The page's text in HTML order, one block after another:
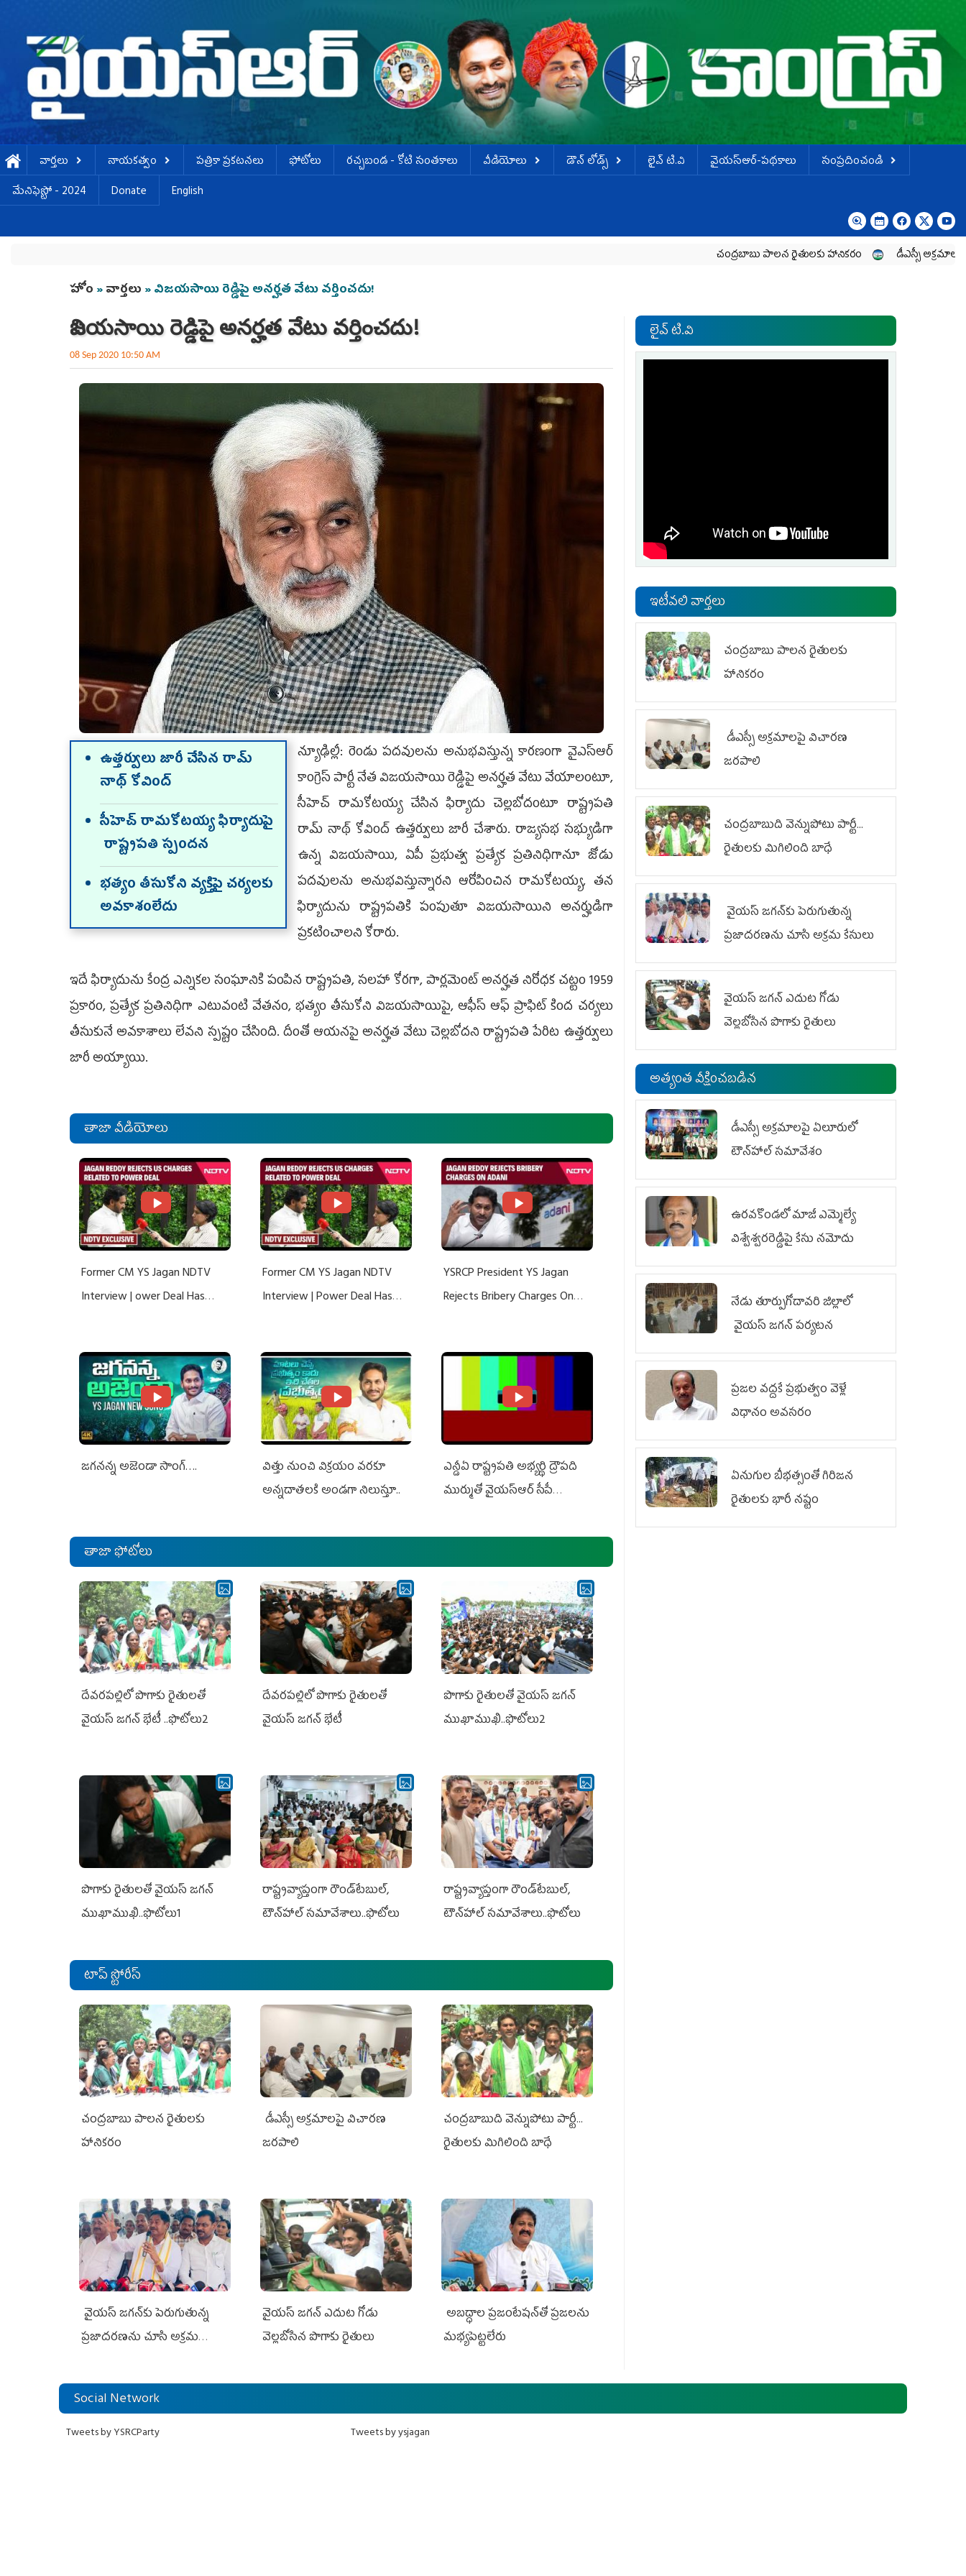
వార్తలు నాయకత్వం పత్రికా ప్రకటనలు ఫోటోలు ర‌చ్చ‌బండ‌ - కోటి సంత‌కాలు వీడియోలు డౌన్ లోడ్స్ లైవ్ టి.వి వైయస్ఆర్-పథకాలు
సంప్రదించండి
మేనిఫెస్టో - 2024
Donate English
చంద్రబాబు పాలన రైతులకు హానికరం డీఎస్సీ అక్రమాలపై విచారణ
You are here
హోం »వార్తలు » విజయసాయి రెడ్డిపై అనర్హత వేటు వర్తించదు!
విజయసాయి రెడ్డిపై అనర్హత వేటు వర్తించదు!
08 Sep 2020 10:50 AM
ఉత్తర్వులు జారీ చేసిన రామ్
నాథ్ కోవింద్
సీహెచ్ రామకోటయ్య ఫిర్యాదుపై
రాష్ట్రపతి స్పందన
భత్యం తీసుకోని వ్యక్తిపై చర్యలకు
అవకాశంలేదు
న్యూఢిల్లీ: రెండు పదవులను అనుభవిస్తున్న కారణంగా వైఎస్ఆర్
కాంగ్రెస్ పార్టీ నేత విజయసాయి రెడ్డిపై అనర్హత వేటు వేయాలంటూ,
సీహెచ్ రామకోటయ్య చేసిన ఫిర్యాదు చెల్లబోదంటూ రాష్ట్రపతి
రామ్ నాథ్ కోవింద్ ఉత్తర్వులు జారీ చేశారు. రాజ్యసభ సభ్యుడిగా
ఉన్న విజయసాయి, ఏపీ ప్రభుత్వ ప్రత్యేక ప్రతినిధిగానూ జోడు
పదవులను అనుభవిస్తున్నారని ఆరోపించిన రామకోటయ్య, తన
ఫిర్యాదును రాష్ట్రపతికి పంపుతూ విజయసాయిని అనర్హుడిగా
ప్రకటించాలని కోరారు.
ఇదే ఫిర్యాదును కేంద్ర ఎన్నికల సంఘానికి పంపిన రాష్ట్రపతి, సలహా కోరగా, పార్లమెంట్ అనర్హత నిరోధక చట్టం 1959
ప్రకారం, ప్రత్యేక ప్రతినిధిగా ఎటువంటి వేతనం, భత్యం తీసుకోని విజయసాయిపై, ఆఫీస్ ఆఫ్ ప్రాఫిట్ కింద చర్యలు
తీసుకునే అవకాశాలు లేవని స్పష్టం చేసింది. దీంతో ఆయనపై అనర్హత వేటు చెల్లబోదని రాష్ట్రపతి పేరిట ఉత్తర్వులు
జారీ అయ్యాయి.
తాజా వీడియోలు
Former CM YS Jagan NDTV
Interview | ower Deal Has
Former CM YS Jagan NDTV
Interview | Power Deal Has
YSRCP President YS Jagan
Rejects Bribery Charges On
జగనన్న అజెండా సాంగ్….
విత్తు నుంచి విక్రయం వరకూ
అన్నదాతలకి అండగా నిలుస్తూ..
ఎన్డీఏ రాష్ట్ర‌ప‌తి అభ్య‌ర్థి ద్రౌప‌ది
ముర్ముతో వైయ‌స్ఆర్ సీపీ
ఎమ్మెల్యేలు, ఎంపీల స‌మావేశం
తాజా ఫోటోలు
దేవరపల్లిలో పొగాకు రైతులతో
వైయస్ జగన్ భేటీ ..ఫొటోలు2
దేవరపల్లిలో పొగాకు రైతులతో
వైయస్ జగన్ భేటీ
పొగాకు రైతుల‌తో వైయ‌స్ జ‌గ‌న్
ముఖాముఖి..ఫొటోలు2
పొగాకు రైతుల‌తో వైయ‌స్ జ‌గ‌న్
ముఖాముఖి..ఫొటోలు1
రాష్ట్రవ్యాప్తంగా రౌండ్‌టేబుల్‌,
టౌన్‌హాల్‌ సమావేశాలు..ఫొటోలు
రాష్ట్రవ్యాప్తంగా రౌండ్‌టేబుల్‌,
టౌన్‌హాల్‌ సమావేశాలు..ఫొటోలు
టాప్ స్టోరీస్
చంద్రబాబు పాలన రైతులకు
హానికరం
డీఎస్సీ అక్రమాలపై విచారణ
జరపాలి
చంద్రబాబుది వెన్నుపోటు పార్టీ...
రైతులకు మిగిలింది బాధే
వైయ‌స్ జగన్‌కు పెరుగుతున్న
ప్రజాదరణను చూసి అక్రమ
వైయ‌స్‌ జగన్ ఎదుట గోడు
వెల్లబోసిన పొగాకు రైతులు
అబద్ధాల ప్రజంటేషన్‌తో ప్రజలను
మభ్యపెట్టలేరు
లైవ్ టి.వి
ఇటీవలి వార్తలు
చంద్రబాబు పాలన రైతులకు
హానికరం
డీఎస్సీ అక్రమాలపై విచారణ
జరపాలి
చంద్రబాబుది వెన్నుపోటు పార్టీ...
రైతులకు మిగిలింది బాధే
వైయ‌స్ జగన్‌కు పెరుగుతున్న
ప్రజాదరణను చూసి అక్రమ కేసులు
వైయ‌స్‌ జగన్ ఎదుట గోడు
వెల్లబోసిన పొగాకు రైతులు
అత్యంత వీక్షించబడిన
డీఎస్సీ అక్రమాలపై ఏలూరులో
టౌన్‌హాల్ సమావేశం
ఉరవకొండలో మాజీ ఎమ్మెల్యే
విశ్వేశ్వరరెడ్డిపై కేసు న‌మోదు
నేడు తూర్పుగోదావరి జిల్లాలో
వైయస్‌ జగన్‌ పర్యటన
ప్రజల వద్దకే ప్రభుత్వం వెళ్లే
విధానం అవసరం
ఏనుగుల బీభత్సంతో గిరిజన
రైతులకు భారీ నష్టం
Social Network
Tweets by YSRCParty Tweets by ysjagan